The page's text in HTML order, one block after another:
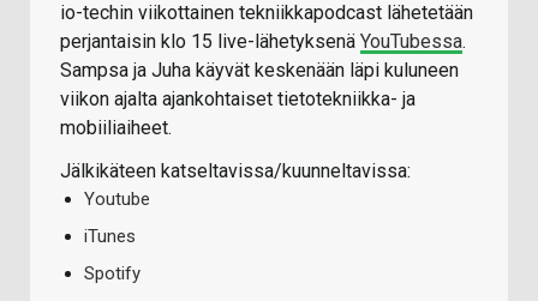
io-techin viikottainen tekniikkapodcast lähetetään
perjantaisin klo 15 live-lähetyksenä YouTubessa.
Sampsa ja Juha käyvät keskenään läpi kuluneen
viikon ajalta ajankohtaiset tietotekniikka- ja
mobiiliaiheet.
Jälkikäteen katseltavissa/kuunneltavissa:
Youtube
iTunes
Spotify